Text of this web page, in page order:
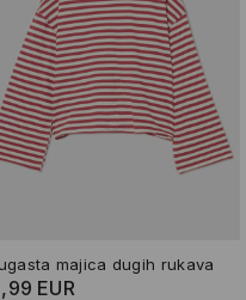
majica dugih rukava
EUR